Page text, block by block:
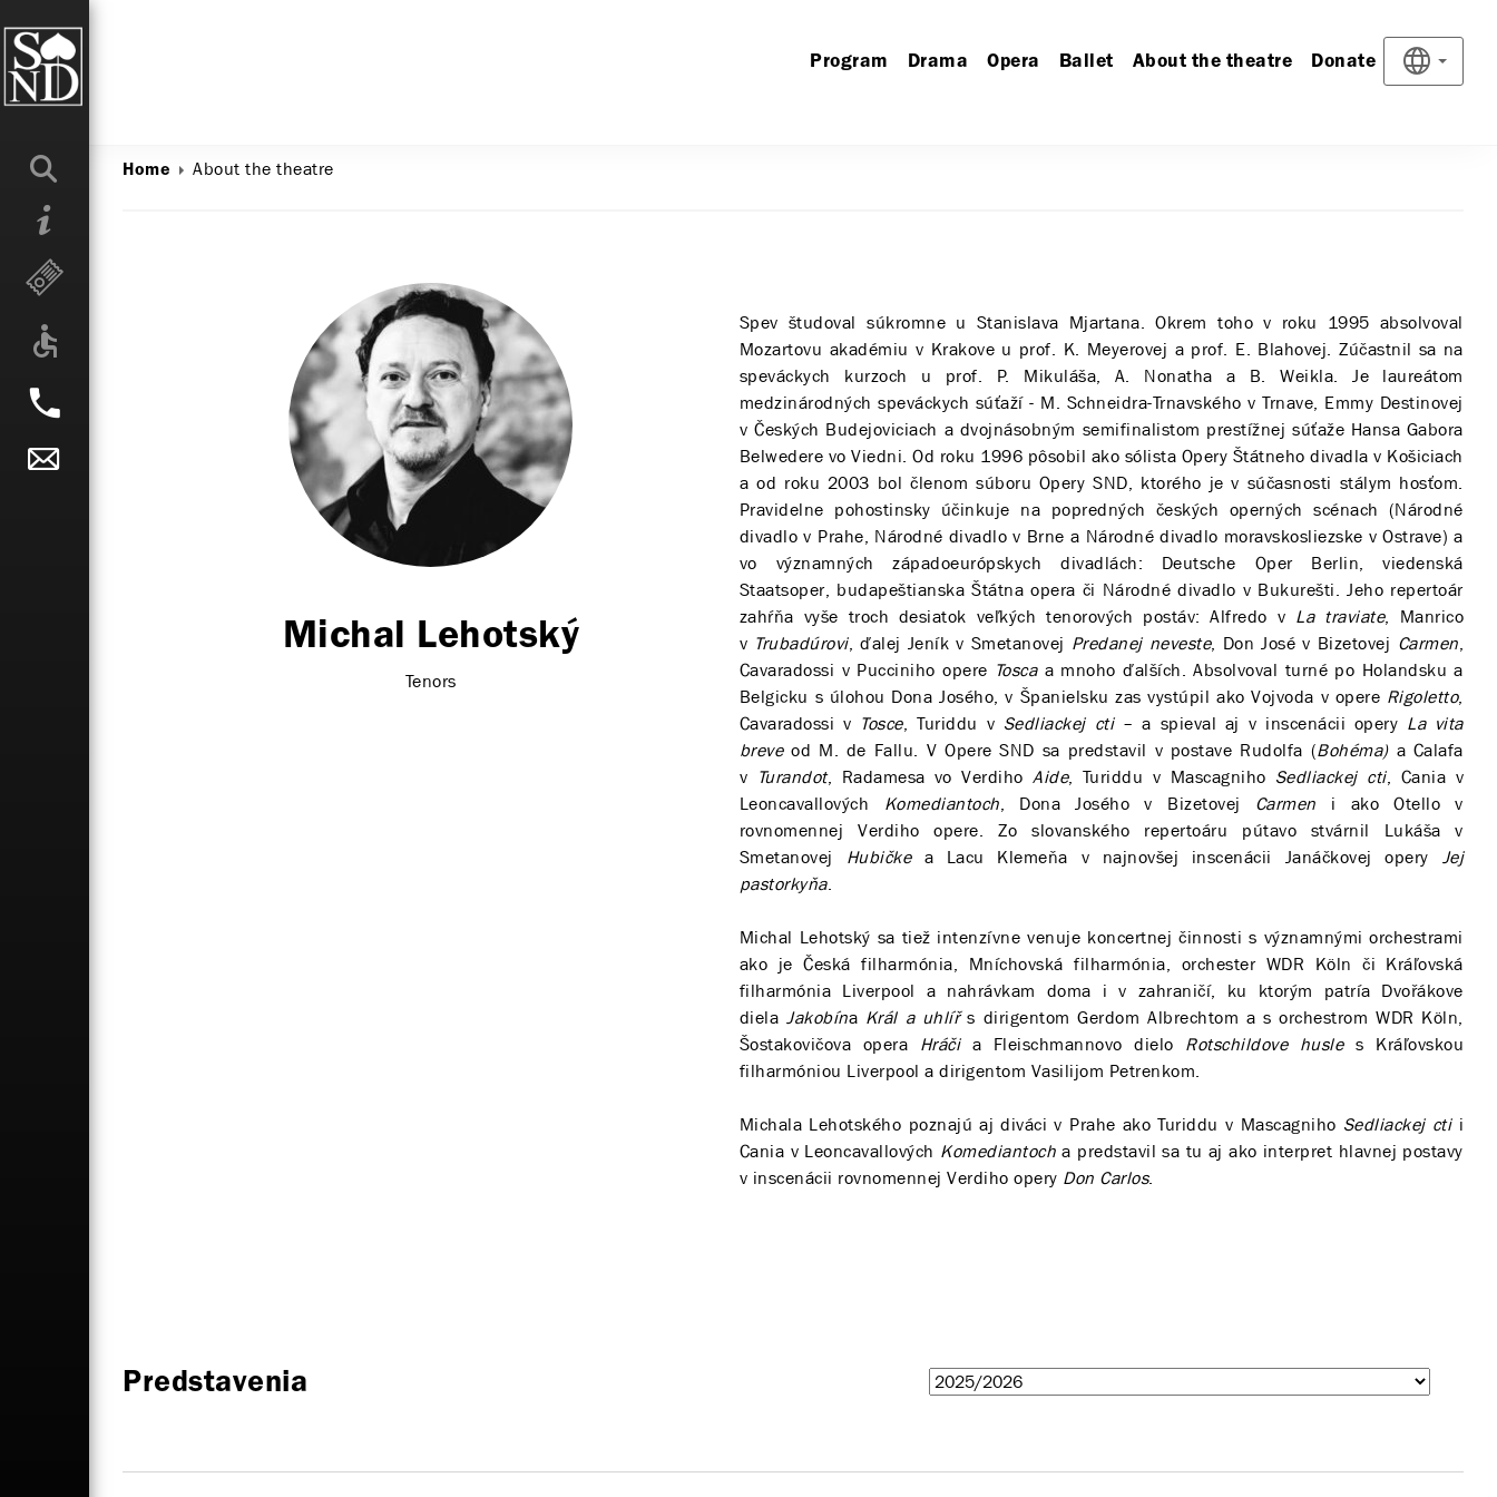
Program Drama Opera Ballet About the theatre Donate
Home About the theatre
Michal Lehotský
Tenors
Spev študoval súkromne u Stanislava Mjartana. Okrem toho v roku 1995 absolvoval
Mozartovu akadémiu v Krakove u prof. K. Meyerovej a prof. E. Blahovej. Zúčastnil sa na
speváckych kurzoch u prof. P. Mikuláša, A. Nonatha a B. Weikla. Je laureátom
medzinárodných speváckych súťaží - M. Schneidra-Trnavského v Trnave, Emmy Destinovej
v Českých Budejoviciach a dvojnásobným semifinalistom prestížnej súťaže Hansa Gabora
Belwedere vo Viedni. Od roku 1996 pôsobil ako sólista Opery Štátneho divadla v Košiciach
a od roku 2003 bol členom súboru Opery SND, ktorého je v súčasnosti stálym hosťom.
Pravidelne pohostinsky účinkuje na popredných českých operných scénach (Národné
divadlo v Prahe, Národné divadlo v Brne a Národné divadlo moravskosliezske v Ostrave) a
vo významných západoeurópskych divadlách: Deutsche Oper Berlin, viedenská
Staatsoper, budapeštianska Štátna opera či Národné divadlo v Bukurešti. Jeho repertoár
zahŕňa vyše troch desiatok veľkých tenorových postáv: Alfredo v La traviate, Manrico
v Trubadúrovi, ďalej Jeník v Smetanovej Predanej neveste, Don José v Bizetovej Carmen,
Cavaradossi v Pucciniho opere Toscaa mnoho ďalších. Absolvoval turné po Holandsku a
Belgicku s úlohou Dona Josého, v Španielsku zas vystúpil ako Vojvoda v opere Rigoletto,
Cavaradossi v Tosce, Turiddu v Sedliackej cti– a spieval aj v inscenácii opery La vita
breveod M. de Fallu. V Opere SND sa predstavil v postave Rudolfa (Bohéma)a Calafa
v Turandot, Radamesa vo VerdihoAide, Turiddu v Mascagniho Sedliackej cti, Cania v
Leoncavallových Komediantoch, Dona Josého v Bizetovej Carmen i ako Otello v
rovnomennej Verdiho opere. Zo slovanského repertoáru pútavo stvárnil Lukáša v
Smetanovej Hubičkea Lacu Klemeňa v najnovšej inscenácii Janáčkovej opery Jej
pastorkyňa.
Michal Lehotský sa tiež intenzívne venuje koncertnej činnosti s významnými orchestrami
ako je Česká filharmónia, Mníchovská filharmónia, orchester WDR Köln či Kráľovská
filharmónia Liverpool a nahrávkam doma i v zahraničí, ku ktorým patría Dvořákove
dielaJakobína Král a uhlířs dirigentom Gerdom Albrechtom a s orchestrom WDR Köln,
Šostakovičova opera Hráčia Fleischmannovo dielo Rotschildove husles Kráľovskou
filharmóniou Liverpool a dirigentom Vasilijom Petrenkom.
Michala Lehotského poznajú aj diváci v Prahe ako Turiddu v Mascagniho Sedliackej ctii
Cania v Leoncavallových Komediantoch a predstavil sa tu aj ako interpret hlavnej postavy
v inscenácii rovnomennej Verdiho opery Don Carlos.
Predstavenia